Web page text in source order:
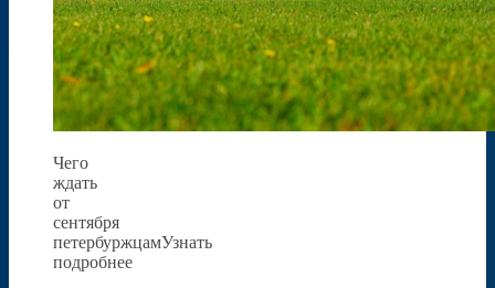
Чего
ждать
от
сентября
петербуржцамУзнать
подробнее